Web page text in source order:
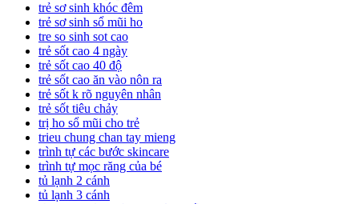
trẻ sơ sinh khóc đêm
trẻ sơ sinh sổ mũi ho
tre so sinh sot cao
trẻ sốt cao 4 ngày
trẻ sốt cao 40 độ
trẻ sốt cao ăn vào nôn ra
trẻ sốt k rõ nguyên nhân
trẻ sốt tiêu chảy
trị ho sổ mũi cho trẻ
trieu chung chan tay mieng
trình tự các bước skincare
trình tự mọc răng của bé
tủ lạnh 2 cánh
tủ lạnh 3 cánh